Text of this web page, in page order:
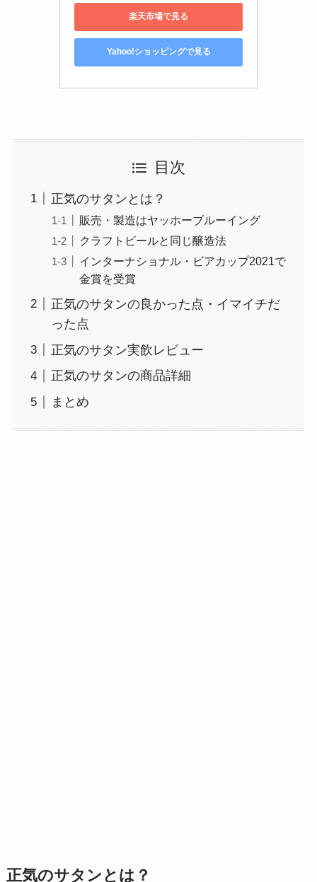
楽天市場で見る
Yahoo!ショッピングで見る
目次
正気のサタンとは？
販売・製造はヤッホーブルーイング
クラフトビールと同じ醸造法
インターナショナル・ビアカップ2021で
金賞を受賞
正気のサタンの良かった点・イマイチだ
った点
正気のサタン実飲レビュー
正気のサタンの商品詳細
まとめ
正気のサタンとは？